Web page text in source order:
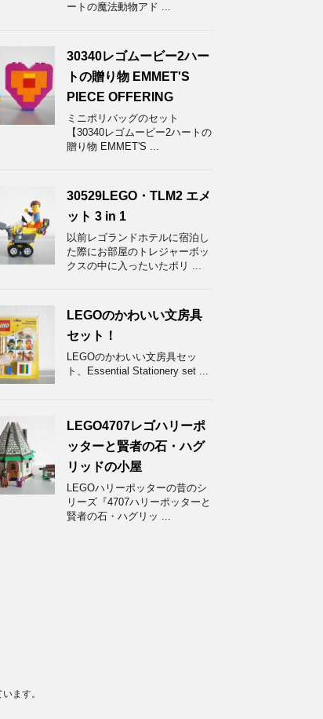
ートの魔法動物アド ...
30340レゴムービー2ハー
トの贈り物 EMMET'S
PIECE OFFERING
ミニポリバッグのセット
【30340レゴムービー2ハートの
贈り物 EMMET'S ...
30529LEGO・TLM2 エメ
ット 3 in 1
以前レゴランドホテルに宿泊し
た際にお部屋のトレジャーボッ
クスの中に入ったいたポリ ...
LEGOのかわいい文房具
セット！
LEGOのかわいい文房具セッ
ト、Essential Stationery set ...
LEGO4707レゴハリーポ
ッターと賢者の石・ハグ
リッドの小屋
LEGOハリーポッターの昔のシ
リーズ『4707ハリーポッターと
賢者の石・ハグリッ ...
ます。